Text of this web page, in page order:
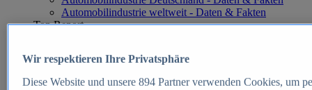
Automobilindustrie weltweit - Daten & Fakten
Top Report
Wir respektieren Ihre Privatsphäre
Diese Website und unsere 894Partner verwenden Cookies, um